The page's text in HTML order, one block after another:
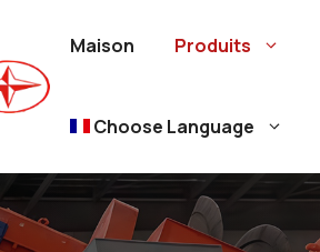
Maison Produits
Choose Language